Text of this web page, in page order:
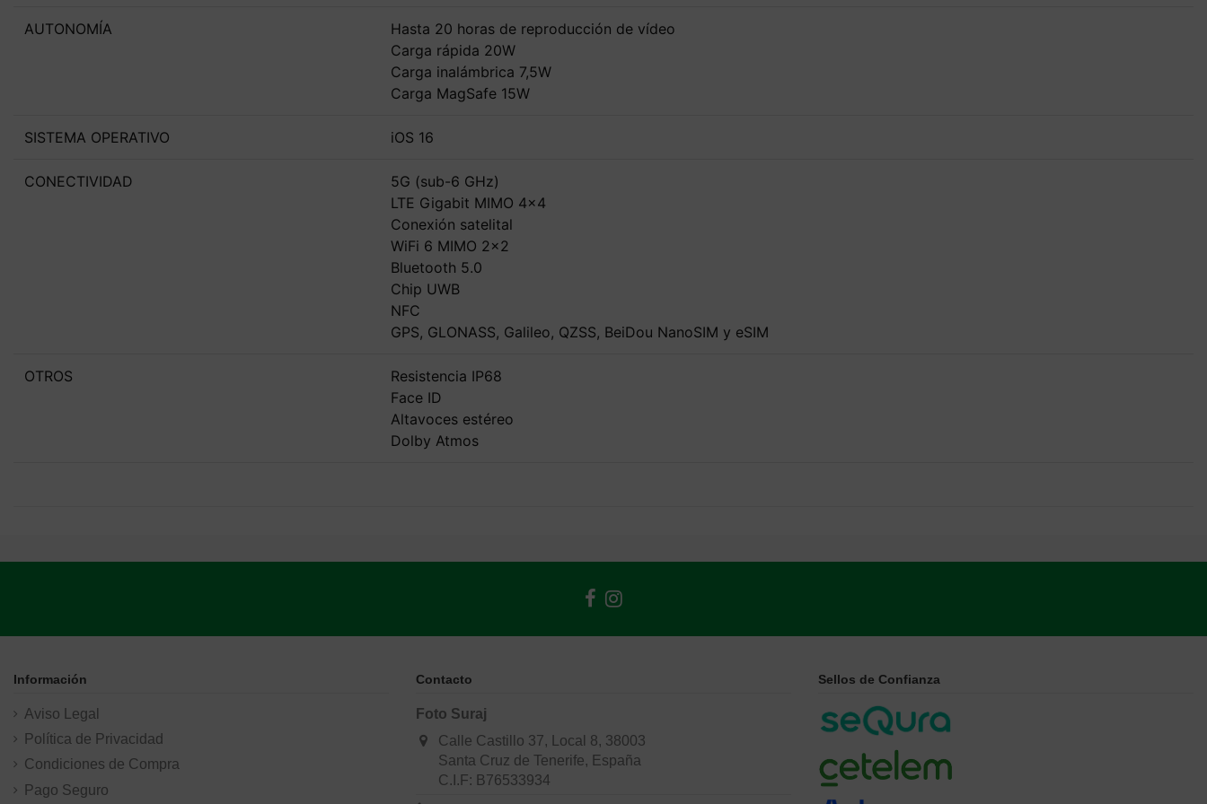
AUTONOMÍA
Hasta 20 horas de reproducción de vídeo
Carga rápida 20W
Carga inalámbrica 7,5W
Carga MagSafe 15W
SISTEMA OPERATIVO iOS 16
CONECTIVIDAD
5G (sub-6 GHz)
LTE Gigabit MIMO 4x4
Conexión satelital
WiFi 6 MIMO 2x2
Bluetooth 5.0
Chip UWB
NFC
GPS, GLONASS, Galileo, QZSS, BeiDou NanoSIM y eSIM
OTROS
Resistencia IP68
Face ID
Altavoces estéreo
Dolby Atmos
Información
Aviso Legal
Política de Privacidad
Condiciones de Compra
Pago Seguro
Contacto
Foto Suraj
Calle Castillo 37, Local 8, 38003
Santa Cruz de Tenerife, España
C.I.F: B76533934
Sellos de Confianza